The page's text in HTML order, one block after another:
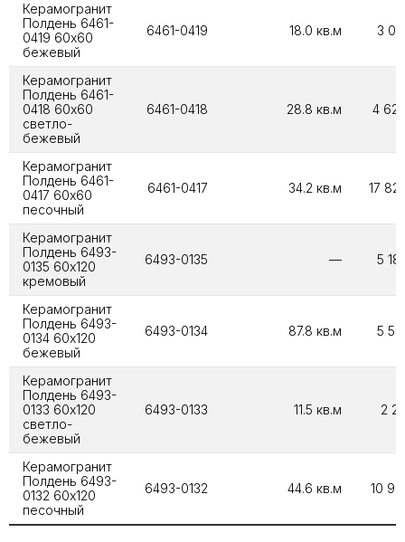
Керамогранит
Полдень 6461-
0419 60х60
бежевый
6461-0419 18.0 кв.м 3
Керамогранит
Полдень 6461-
0418 60х60
светло-
бежевый
6461-0418 28.8 кв.м 4
Керамогранит
Полдень 6461-
0417 60х60
песочный
6461-0417 34.2 кв.м 17
Керамогранит
Полдень 6493-
0135 60х120
кремовый
6493-0135 — 5
Керамогранит
Полдень 6493-
0134 60х120
бежевый
6493-0134 87.8 кв.м 5
Керамогранит
Полдень 6493-
0133 60х120
светло-
бежевый
6493-0133 11.5 кв.м 2
Керамогранит
Полдень 6493-
0132 60х120
песочный
6493-0132 44.6 кв.м 10